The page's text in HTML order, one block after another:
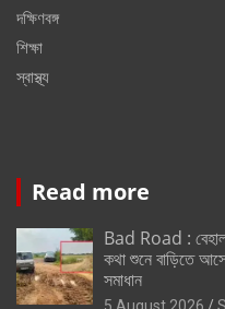
দক্ষিণবঙ্গ
শিক্ষা
স্বাস্থ্য
Read more
Bad Road : বেহাল
কথা শুনে বাড়িতে
সমাধান
5 August 2026